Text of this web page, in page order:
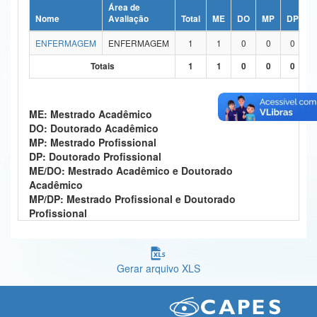
Ministério da Ciência, Tecnologia, Inovações e Comunicações
Ministério do Meio Ambiente
Controladoria-Geral da União
Ministério da Mulher, da Família e dos Direitos Humanos
Secretaria-Geral
Secretaria de Governo
Nome
Área de
Avaliação
Total ME DO MP DP
ENFERMAGEM
ENFERMAGEM 1 1 0 0
0
Totais
1 1 0 0 0
ME: Mestrado Acadêmico
DO: Doutorado Acadêmico
MP: Mestrado Profissional
DP: Doutorado Profissional
ME/DO: Mestrado Acadêmico e Doutorado
Acadêmico
MP/DP: Mestrado Profissional e Doutorado
Profissional
Gerar arquivo XLS